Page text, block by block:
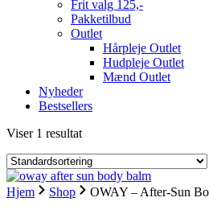
Frit valg 125,-
Pakketilbud
Outlet
Hårpleje Outlet
Hudpleje Outlet
Mænd Outlet
Nyheder
Bestsellers
Viser 1 resultat
Hjem Shop OWAY – After-Sun